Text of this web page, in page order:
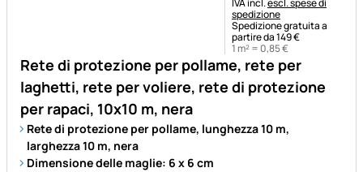
Rete di protezione per pollame, rete per
laghetti, rete per voliere, rete di protezione
per rapaci, 10x10 m, nera
Rete di protezione per pollame, lunghezza 10 m,
larghezza 10 m, nera
Dimensione delle maglie: 6 x 6 cm
IVA incl.escl. spese di
spedizione
Spedizione gratuita a
partire da 149 €
1 m² = 0,85€